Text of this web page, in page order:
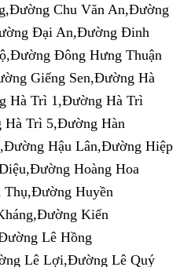
Chu Văn An,Đường
Đại An,Đường Đinh
Đông Hưng Thuận
Giếng Sen,Đường Hà
Hà Trì 1,Đường Hà Trì
Trì 5,Đường Hàn
Hậu Lân,Đường Hiệp
Hoàng Hoa
Thụ,Đường Huyền
Kiến
Lê Hồng
Lê Lợi,Đường Lê Quý